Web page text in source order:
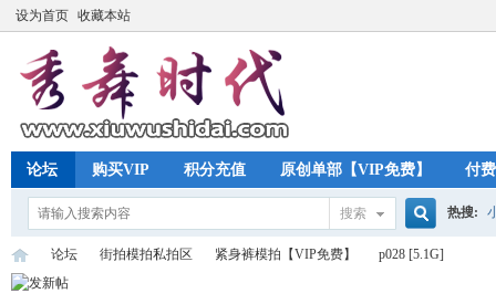
设为首页 收藏本站
论坛 购买VIP 积分充值 原创单部【VIP免费】 付
搜索
搜
热搜:
论坛 街拍模拍私拍区 紧身裤模拍【VIP免费】 p028 [5.1G]